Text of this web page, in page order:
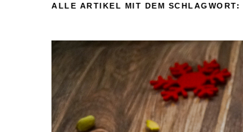
ALLE ARTIKEL MIT DEM SCHLAGWORT: